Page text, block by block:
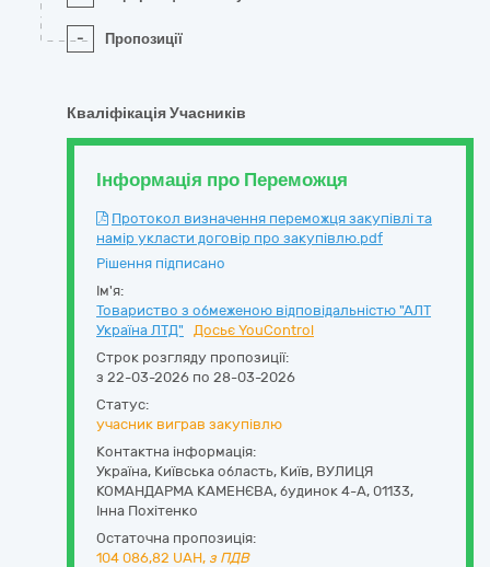
- Пропозиції
Кваліфікація Учасників
Інформація про Переможця
Протокол визначення переможця закупівлі та
намір укласти договір про закупівлю.pdf
Рішення підписано
Ім'я:
Товариство з обмеженою відповідальністю "АЛТ
Україна ЛТД"
Досьє YouControl
Строк розгляду пропозиції:
з 22-03-2026 по 28-03-2026
Статус:
учасник виграв закупівлю
Контактна інформація:
Україна, Київська область, Київ, ВУЛИЦЯ
КОМАНДАРМА КАМЕНЄВА, будинок 4-А, 01133,
Інна Похітенко
Остаточна пропозиція:
104 086,82 UAH, з ПДВ